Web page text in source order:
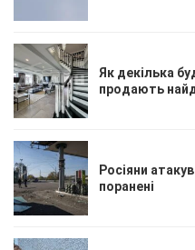
Як декілька
продають
Росіяни
поранені